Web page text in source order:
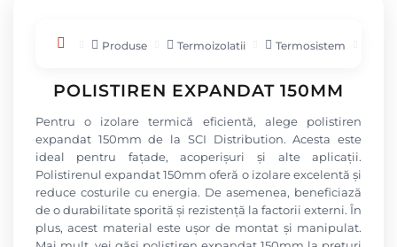
Produse Termoizolatii Termosistem
POLISTIREN EXPANDAT 150MM
Pentru o izolare termică eficientă, alege polistiren
expandat 150mm de la SCI Distribution. Acesta este
ideal pentru fațade, acoperișuri și alte aplicații.
Polistirenul expandat 150mm oferă o izolare excelentă și
reduce costurile cu energia. De asemenea, beneficiază
de o durabilitate sporită și rezistență la factorii externi. În
plus, acest material este ușor de montat și manipulat.